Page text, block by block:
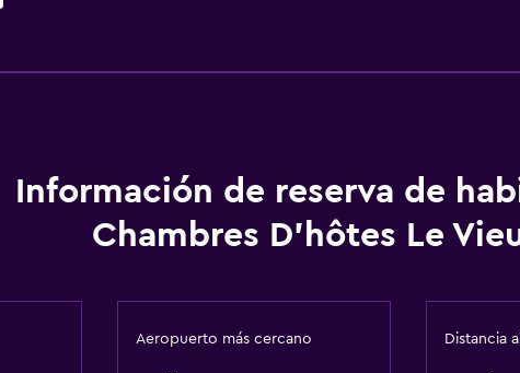
Información de reserva de
Chambres D'hôtes Le
Aeropuerto más cercano Distancia